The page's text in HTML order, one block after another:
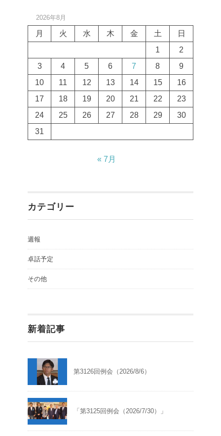
2026年8月
月 火 水 木 金 土
日
1
2
3
4 5 6 7 8
9
10
11 12 13 14 15
16
17
18 19 20 21 22
23
24
25 26 27 28 29
30
31
« 7月
カテゴリー
週報
卓話予定
その他
新着記事
第3126回例会（2026/8/6）
「第3125回例会（2026/7/30）」